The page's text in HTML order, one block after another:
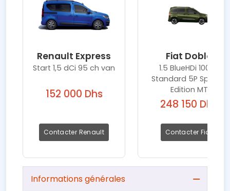
Renault Express
Start 1,5 dCi 95 ch van
152 000 Dhs
Contacter Renault
Fiat Doblo
1.5 BlueHDi 100ch
Standard 5P Special
Edition MT
248 150 Dhs
Contacter Fiat
Informations générales